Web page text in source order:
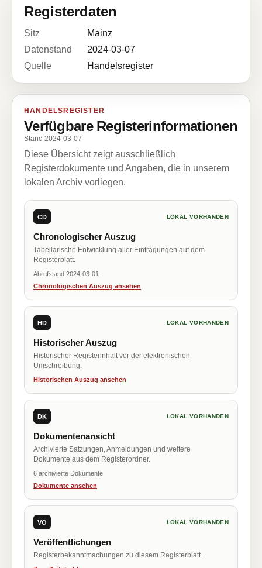
Registerdaten
Sitz
Mainz
Datenstand
2024-03-07
Quelle
Handelsregister
HANDELSREGISTER
Verfügbare Registerinformationen
Stand 2024-03-07
Diese Übersicht zeigt ausschließlich
Registerdokumente und Angaben, die in unserem
lokalen Archiv vorliegen.
CD LOKAL VORHANDEN
Chronologischer Auszug
Tabellarische Entwicklung aller Eintragungen auf dem
Registerblatt.
Abrufstand 2024-03-01
Chronologischen Auszug ansehen
HD LOKAL VORHANDEN
Historischer Auszug
Historischer Registerinhalt vor der elektronischen
Umschreibung.
Historischen Auszug ansehen
DK LOKAL VORHANDEN
Dokumentenansicht
Archivierte Satzungen, Anmeldungen und weitere
Dokumente aus dem Registerordner.
6 archivierte Dokumente
Dokumente ansehen
VÖ LOKAL VORHANDEN
Veröffentlichungen
Registerbekanntmachungen zu diesem Registerblatt.